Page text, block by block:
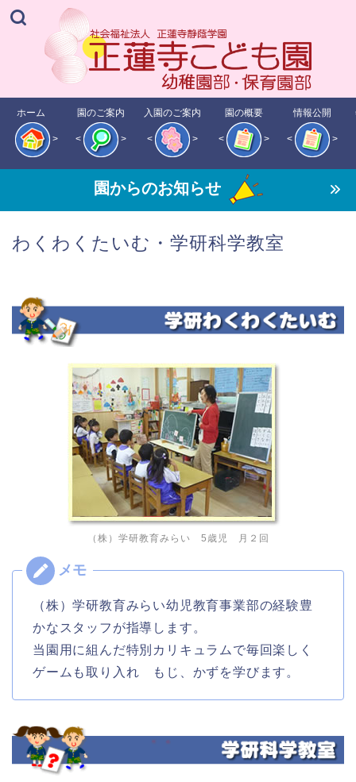
ホーム
>
園のご案内
< >
入園のご案内
< >
園の概要
< >
情報公開
< >
園からのお知らせ
わくわくたいむ・学研科学教室
（株）学研教育みらい 5歳児 月２回
（株）学研教育みらい幼児教育事業部の経験豊
かなスタッフが指導します。
当園用に組んだ特別カリキュラムで毎回楽しく
ゲームも取り入れ もじ、かずを学びます。